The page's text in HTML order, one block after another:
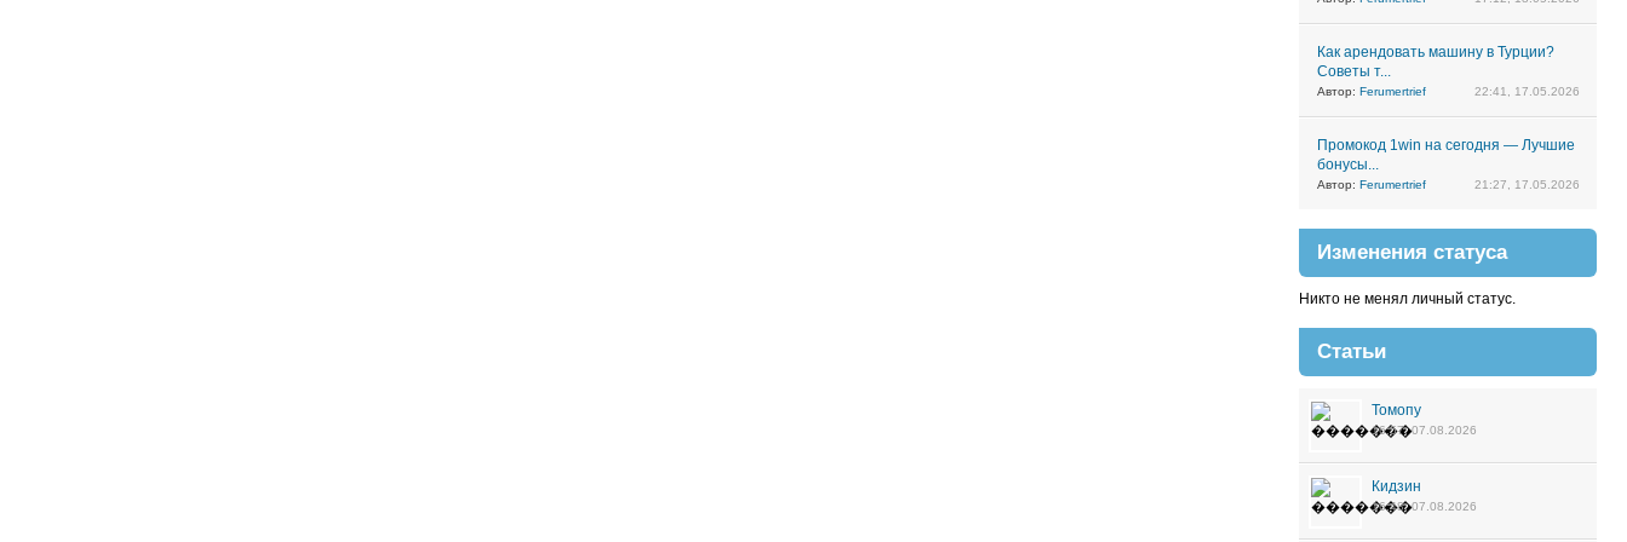
Как арендовать машину в Турции?
Советы т...
Автор: Ferumertrief 22:41, 17.05.2026
Промокод 1win на сегодня — Лучшие
бонусы...
Автор: Ferumertrief 21:27, 17.05.2026
Изменения статуса
Никто не менял личный статус.
Статьи
Томопу
16:57, 07.08.2026
Кидзин
16:48, 07.08.2026